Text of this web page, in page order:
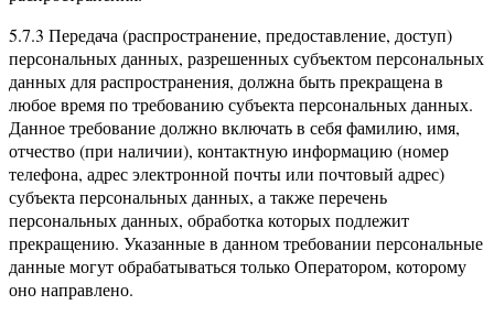
5.7.3 Передача (распространение, предоставление, доступ)
персональных данных, разрешенных субъектом персональных
данных для распространения, должна быть прекращена в
любое время по требованию субъекта персональных данных.
Данное требование должно включать в себя фамилию, имя,
отчество (при наличии), контактную информацию (номер
телефона, адрес электронной почты или почтовый адрес)
субъекта персональных данных, а также перечень
персональных данных, обработка которых подлежит
прекращению. Указанные в данном требовании персональные
данные могут обрабатываться только Оператором, которому
оно направлено.